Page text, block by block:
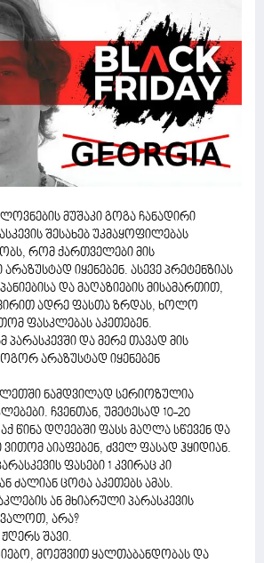
მუშაკი გოგა ჩანადირი
შესახებ უკმაყოფილებას
რომ ქართველები მის
იყენებენ. ასევე პრეტენზიას
და მაღაზიების მისამართით,
ადრე ფასთა ზრდას, ხოლო
ფასკლებას აკეთებენ.
პარასკევში და მერე თავად მის
არაზუსტად იყენებენ
ნამდვილად სერიოზულია
ჩვენთან, უმეტესად 10-20
წინა დღეებში ფასს მაღლა სწევენ და
ვითომ აიაფებენ, ძველ ფასად ჰყიდიან.
ფასები 1 კვირაც კი
ძალიან ცოტა აკეთებს ამას.
ან მხიარული პარასკევის
არა?
შავი.
მოეშვით ყალთაბანდობას და